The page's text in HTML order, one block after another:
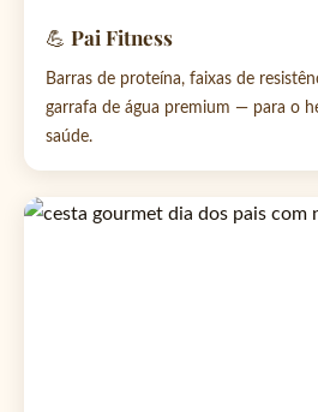
💪 Pai Fitness
Barras de proteína, faixas de
garrafa de água premium — para o
saúde.